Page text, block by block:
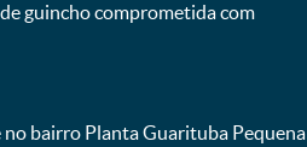
guincho comprometida com
bairro Planta Guarituba Pequena